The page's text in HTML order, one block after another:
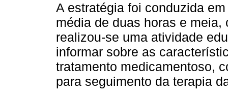
A estratégia foi conduzida
média de duas horas e
realizou-se uma atividade
informar sobre as
tratamento medicamentoso,
para seguimento da terapia